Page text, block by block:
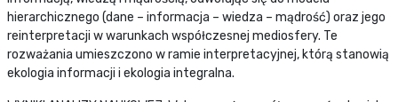
hierarchicznego (dane – informacja – wiedza – mądrość) oraz jego
reinterpretacji w warunkach współczesnej mediosfery. Te
rozważania umieszczono w ramie interpretacyjnej, którą stanowią
ekologia informacji i ekologia integralna.